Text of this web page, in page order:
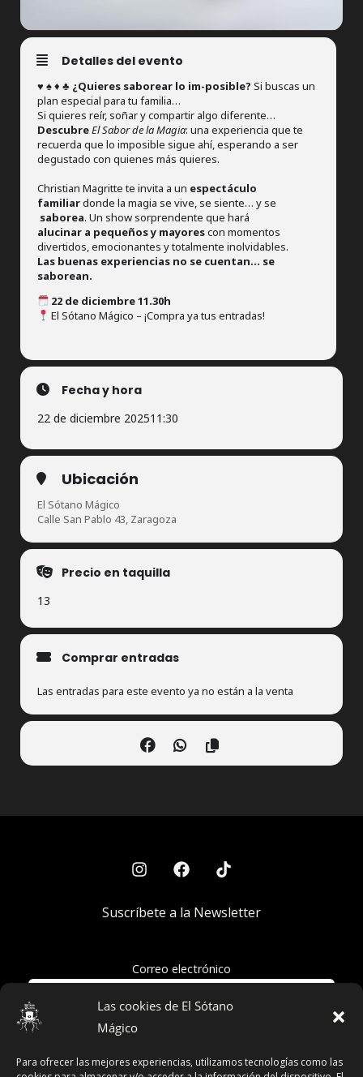
Las cookies de El Sótano
Mágico
Para ofrecer las mejores experiencias, utilizamos tecnologías como las
Detalles del evento
♥️ ♠️ ♦️ ♣️ ¿Quieres saborear lo im-posible? Si buscas un
plan especial para tu familia…
Si quieres reír, soñar y compartir algo diferente…
DescubreEl Sabor de la Magia: una experiencia que te
recuerda que lo imposible sigue ahí, esperando a ser
degustado con quienes más quieres.
Christian Magritte te invita a un espectáculo
familiardonde la magia se vive, se siente… y se
saborea. Un show sorprendente que hará
alucinar a pequeños y mayorescon momentos
divertidos, emocionantes y totalmente inolvidables.
Las buenas experiencias no se cuentan… se
saborean.
22 de diciembre 11.30h
El Sótano Mágico – ¡Compra ya tus entradas!
Fecha y hora
22 de diciembre 202511:30
Ubicación
El Sótano Mágico
Calle San Pablo 43, Zaragoza
Precio en taquilla
13
Comprar entradas
Las entradas para este evento ya no están a la venta
Suscríbete a la Newsletter
Correo electrónico
Acepto la política de privacidad